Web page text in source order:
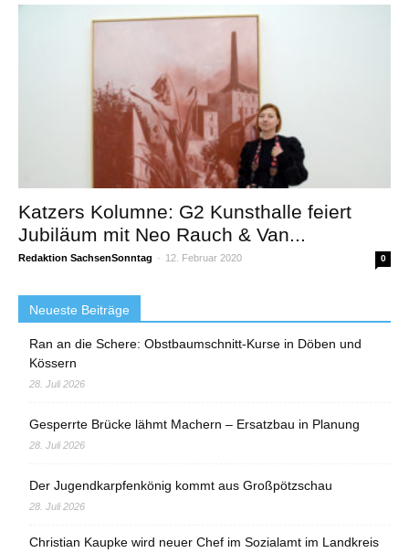
Katzers Kolumne: G2 Kunsthalle feiert
Jubiläum mit Neo Rauch & Van...
Redaktion SachsenSonntag - 12. Februar 2020 0
Neueste Beiträge
Ran an die Schere: Obstbaumschnitt-Kurse in Döben und
Kössern
28. Juli 2026
Gesperrte Brücke lähmt Machern – Ersatzbau in Planung
28. Juli 2026
Der Jugendkarpfenkönig kommt aus Großpötzschau
28. Juli 2026
Christian Kaupke wird neuer Chef im Sozialamt im Landkreis